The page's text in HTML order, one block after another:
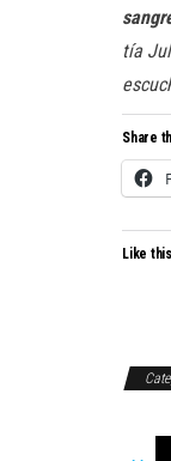
tía
Share
Like